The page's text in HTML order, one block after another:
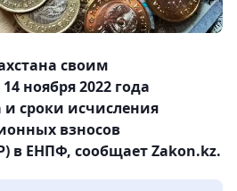
своим
ноября 2022 года
сроки исчисления
взносов
в ЕНПФ, сообщает Zakon.kz.